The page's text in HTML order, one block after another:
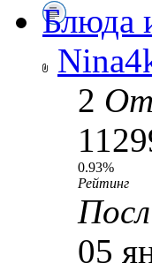
Блюда
2
0.93%
Рейтинг
05